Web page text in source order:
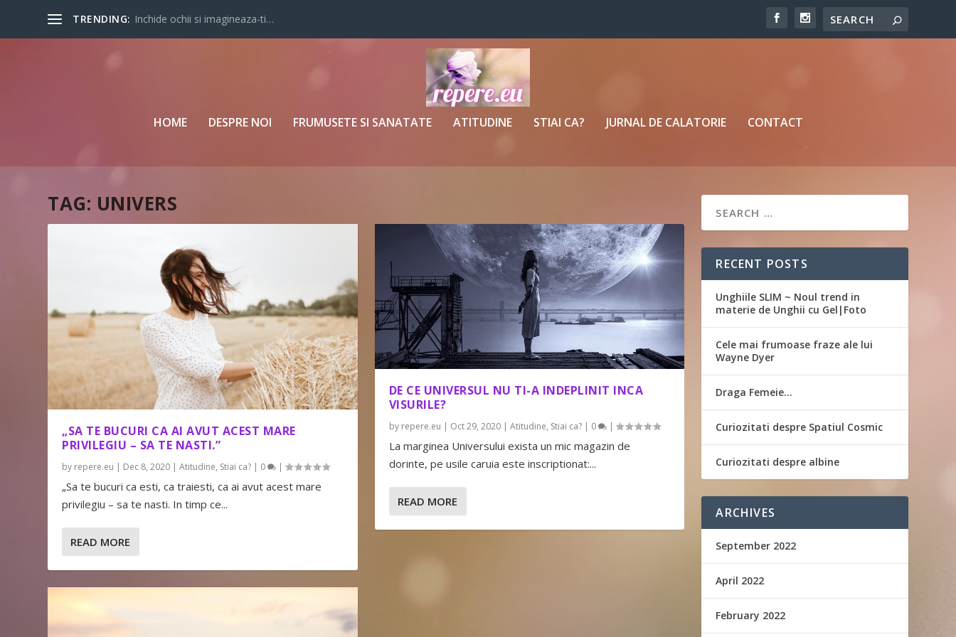
TRENDING: Inchide ochii si imagineaza-ti…
HOME DESPRE NOI FRUMUSETE SI SANATATE ATITUDINE STIAI CA? JURNAL DE CALATORIE CONTACT
TAG: UNIVERS
„SA TE BUCURI CA AI AVUT ACEST MARE
PRIVILEGIU – SA TE NASTI.”
by repere.eu | Dec 8, 2020 |Atitudine, Stiai ca? | 0 |
„Sa te bucuri ca esti, ca traiesti, ca ai avut acest mare
privilegiu – sa te nasti. In timp ce...
READ MORE
DE CE UNIVERSUL NU TI-A INDEPLINIT INCA
VISURILE?
by repere.eu | Oct 29, 2020| Atitudine, Stiai ca?| 0 |
La marginea Universului exista un mic magazin de
dorinte, pe usile caruia este inscriptionat:...
READ MORE
RECENT POSTS
Unghiile SLIM ~ Noul trend in
materie de Unghii cu Gel|Foto
Cele mai frumoase fraze ale lui
Wayne Dyer
Draga Femeie…
Curiozitati despre Spatiul Cosmic
Curiozitati despre albine
ARCHIVES
September 2022
April 2022
February 2022